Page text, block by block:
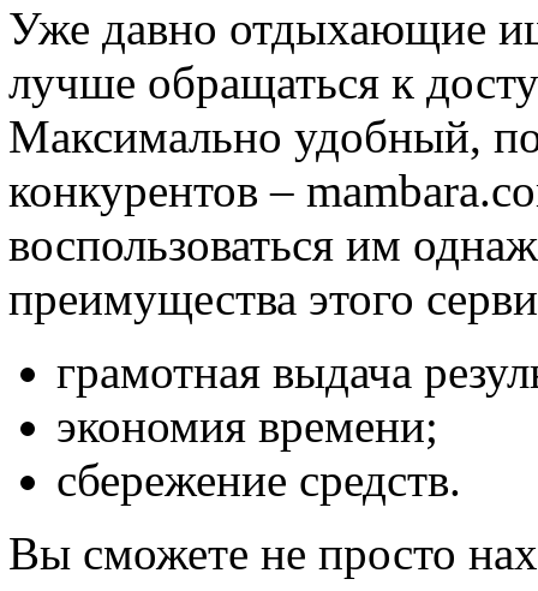
Уже давно отдыхающие
лучше обращаться к
Максимально удобный,
конкурентов –
воспользоваться им
преимущества этого
грамотная выдача
экономия времени;
сбережение средств.
Вы сможете не просто